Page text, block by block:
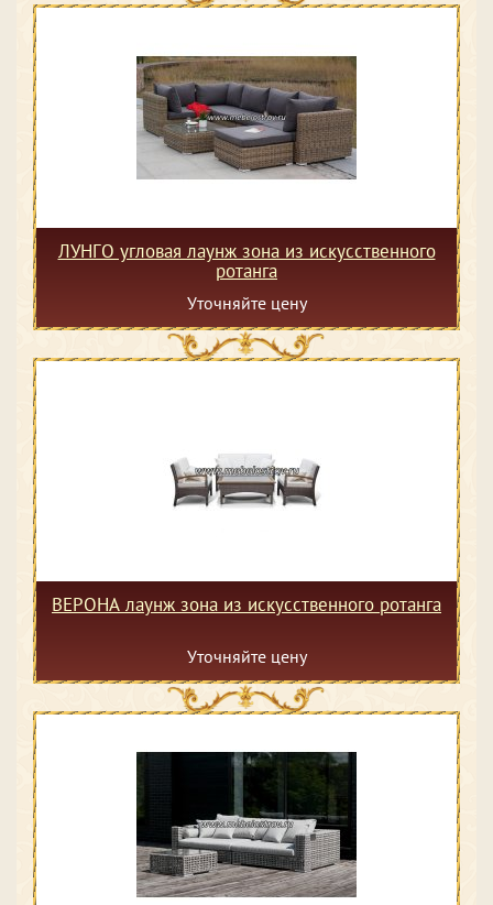
ЛУНГО угловая лаунж зона из искусственного
ротанга
Уточняйте цену
ВЕРОНА лаунж зона из искусственного ротанга
Уточняйте цену